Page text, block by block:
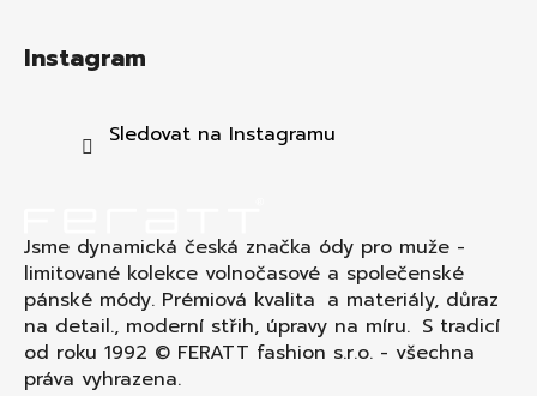
Instagram
Sledovat na Instagramu
Jsme dynamická česká značka ódy pro muže -
limitované kolekce volnočasové a společenské
pánské módy. Prémiová kvalita a materiály, důraz
na detail., moderní střih, úpravy na míru. S tradicí
od roku 1992 © FERATT fashion s.r.o. - všechna
práva vyhrazena.